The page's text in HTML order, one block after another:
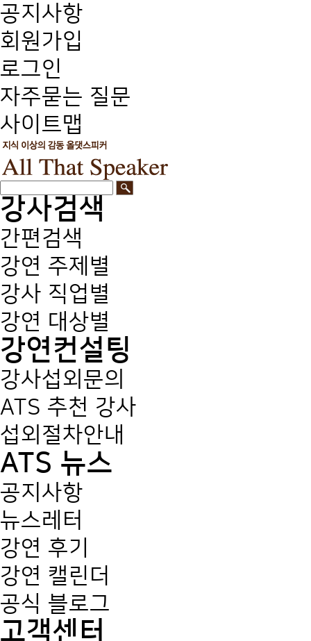
공지사항
회원가입
로그인
자주묻는 질문
사이트맵
강사검색
간편검색
강연 주제별
강사 직업별
강연 대상별
강연컨설팅
강사섭외문의
ATS 추천 강사
섭외절차안내
ATS 뉴스
공지사항
뉴스레터
강연 후기
강연 캘린더
공식 블로그
고객센터